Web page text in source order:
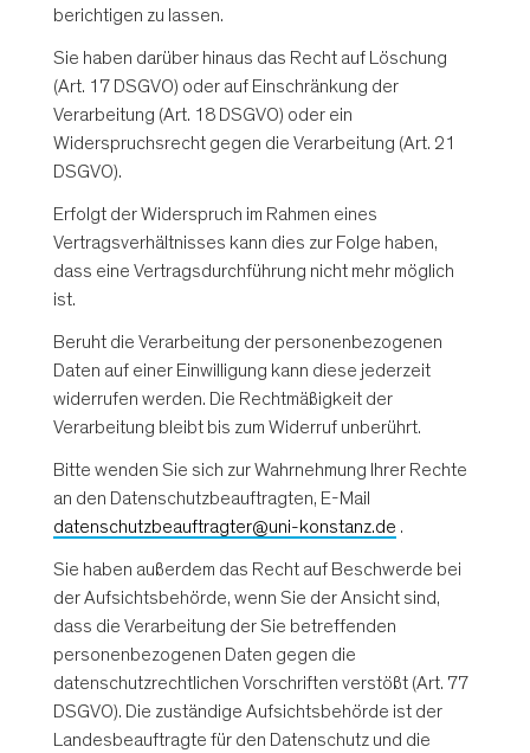
berichtigen zu lassen.
Sie haben darüber hinaus das Recht auf Löschung
(Art. 17 DSGVO) oder auf Einschränkung der
Verarbeitung (Art. 18 DSGVO) oder ein
Widerspruchsrecht gegen die Verarbeitung (Art. 21
DSGVO).
Erfolgt der Widerspruch im Rahmen eines
Vertragsverhältnisses kann dies zur Folge haben,
dass eine Vertragsdurchführung nicht mehr möglich
ist.
Beruht die Verarbeitung der personenbezogenen
Daten auf einer Einwilligung kann diese jederzeit
widerrufen werden. Die Rechtmäßigkeit der
Verarbeitung bleibt bis zum Widerruf unberührt.
Bitte wenden Sie sich zur Wahrnehmung Ihrer Rechte
an den Datenschutzbeauftragten, E-Mail
datenschutzbeauftragter@uni-konstanz.de .
Sie haben außerdem das Recht auf Beschwerde bei
der Aufsichtsbehörde, wenn Sie der Ansicht sind,
dass die Verarbeitung der Sie betreffenden
personenbezogenen Daten gegen die
datenschutzrechtlichen Vorschriften verstößt (Art. 77
DSGVO). Die zuständige Aufsichtsbehörde ist der
Landesbeauftragte für den Datenschutz und die